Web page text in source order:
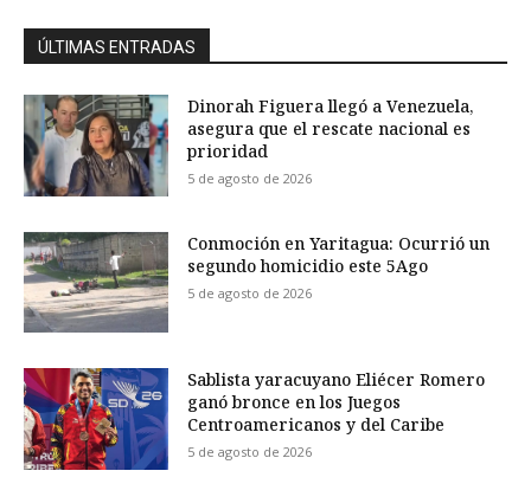
ÚLTIMAS ENTRADAS
Dinorah Figuera llegó a Venezuela,
asegura que el rescate nacional es
prioridad
5 de agosto de 2026
Conmoción en Yaritagua: Ocurrió un
segundo homicidio este 5Ago
5 de agosto de 2026
Sablista yaracuyano Eliécer Romero
ganó bronce en los Juegos
Centroamericanos y del Caribe
5 de agosto de 2026